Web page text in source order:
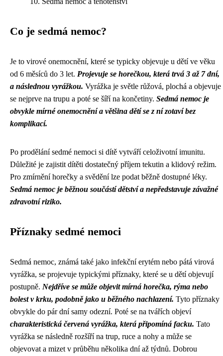
Co je sedmá nemoc?
Je to virové onemocnění, které se typicky objevuje u dětí ve věku
od 6 měsíců do 3 let. Projevuje se horečkou, která trvá 3 až 7 dní,
a následnou vyrážkou. Vyrážka je světle růžová, plochá a objevuje
se nejprve na trupu a poté se šíří na končetiny. Sedmá nemoc je
obvykle mírné onemocnění a většina dětí se z ní zotaví bez
komplikací.
Po prodělání sedmé nemoci si dítě vytváří celoživotní imunitu.
Důležité je zajistit dítěti dostatečný příjem tekutin a klidový režim.
Pro zmírnění horečky a svědění lze podat běžně dostupné léky.
Sedmá nemoc je běžnou součástí dětství a nepředstavuje závažné
zdravotní riziko.
Příznaky sedmé nemoci
Sedmá nemoc, známá také jako infekční erytém nebo pátá virová
vyrážka, se projevuje typickými příznaky, které se u dětí objevují
postupně. Nejdříve se může objevit mírná horečka, rýma nebo
bolest v krku, podobně jako u běžného nachlazení. Tyto příznaky
obvykle do pár dní samy odezní. Poté se na tvářích objeví
charakteristická červená vyrážka, která připomíná facku. Tato
vyrážka se následně rozšíří na trup, ruce a nohy a může se
objevovat a mizet v průběhu několika dní až týdnů. Dobrou